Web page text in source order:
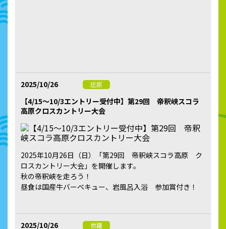
2025/10/26 庄原
【4/15～10/3エントリー受付中】第29回 帝釈峡スコラ
高原クロスカントリー大会
2025年10月26日（日）「第29回 帝釈峡スコラ高原 ク
ロスカントリー大会」を開催します。
秋の帝釈峡を走ろう！
昼食は国産牛バーベキュー、岩風呂入浴 参加賞付き！
2025/10/26 世羅